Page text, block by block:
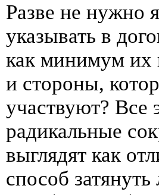
Разве не нужно
указывать в
как минимум их
и стороны,
участвуют? Все
радикальные
выглядят как
способ